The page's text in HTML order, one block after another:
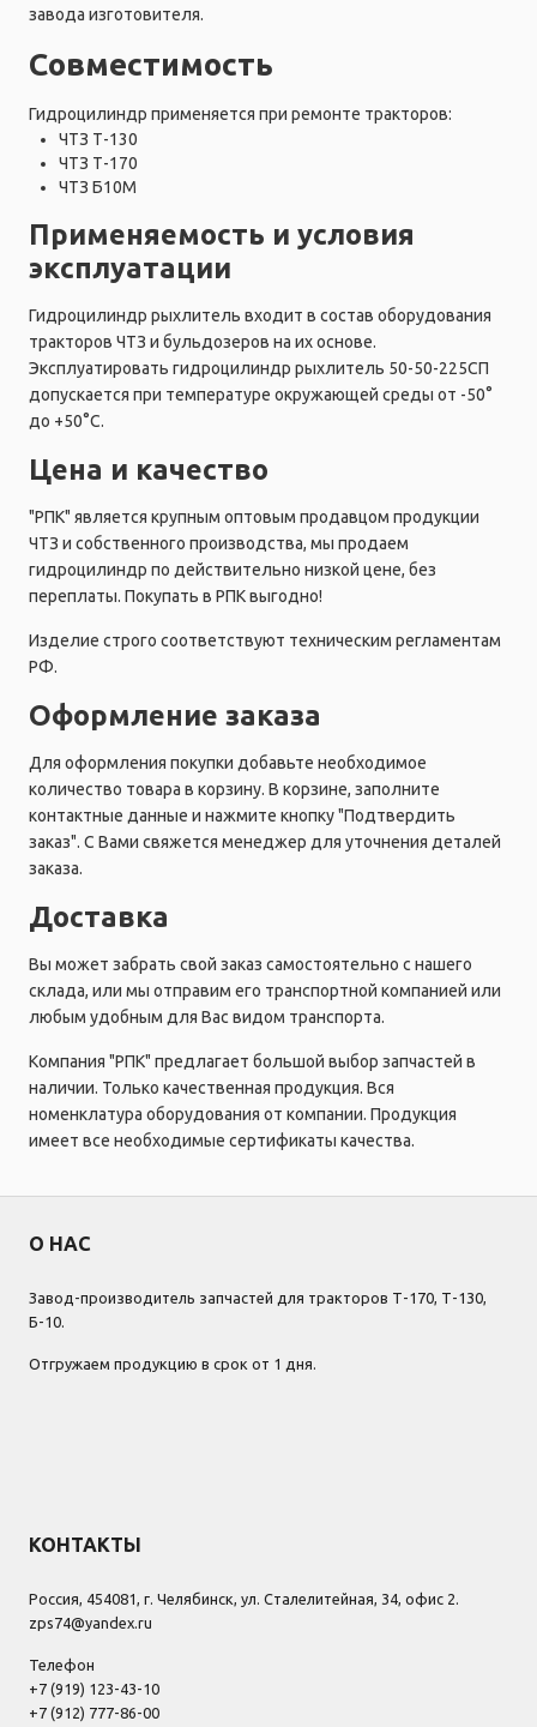
завода изготовителя.
Совместимость
Гидроцилиндр применяется при ремонте тракторов:
ЧТЗ Т-130
ЧТЗ Т-170
ЧТЗ Б10М
Применяемость и условия
эксплуатации
Гидроцилиндр рыхлитель входит в состав оборудования
тракторов ЧТЗ и бульдозеров на их основе.
Эксплуатировать гидроцилиндр рыхлитель 50-50-225СП
допускается при температуре окружающей среды от -50°
до +50°C.
Цена и качество
"РПК" является крупным оптовым продавцом продукции
ЧТЗ и собственного производства, мы продаем
гидроцилиндр по действительно низкой цене, без
переплаты. Покупать в РПК выгодно!
Изделие строго соответствуют техническим регламентам
РФ.
Оформление заказа
Для оформления покупки добавьте необходимое
количество товара в корзину. В корзине, заполните
контактные данные и нажмите кнопку "Подтвердить
заказ". С Вами свяжется менеджер для уточнения деталей
заказа.
Доставка
Вы может забрать свой заказ самостоятельно с нашего
склада, или мы отправим его транспортной компанией или
любым удобным для Вас видом транспорта.
Компания "РПК" предлагает большой выбор запчастей в
наличии. Только качественная продукция. Вся
номенклатура оборудования от компании. Продукция
имеет все необходимые сертификаты качества.
О НАС
Завод-производитель запчастей для тракторов Т-170, Т-130,
Б-10.
Отгружаем продукцию в срок от 1 дня.
КОНТАКТЫ
Россия, 454081, г. Челябинск, ул. Сталелитейная, 34, офис 2.
zps74@yandex.ru
Телефон
+7 (919) 123-43-10
+7 (912) 777-86-00